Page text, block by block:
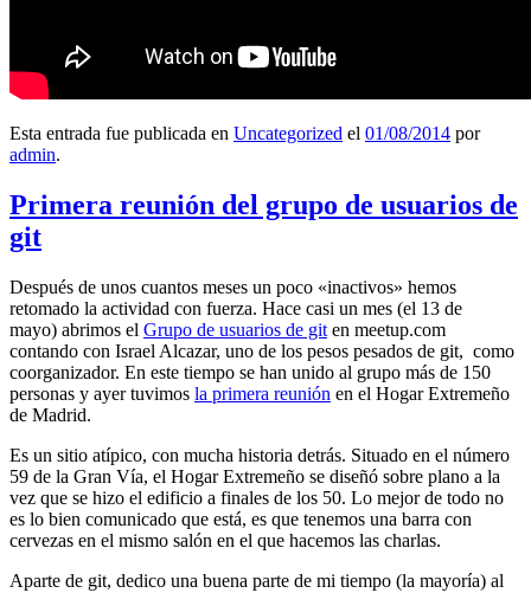
Esta entrada fue publicada en Uncategorized el 01/08/2014 por
admin.
Primera reunión del grupo de usuarios de
git
Después de unos cuantos meses un poco «inactivos» hemos
retomado la actividad con fuerza. Hace casi un mes (el 13 de
mayo) abrimos el Grupo de usuarios de git en meetup.com
contando con Israel Alcazar, uno de los pesos pesados de git, como
coorganizador. En este tiempo se han unido al grupo más de 150
personas y ayer tuvimos la primera reunión en el Hogar Extremeño
de Madrid.
Es un sitio atípico, con mucha historia detrás. Situado en el número
59 de la Gran Vía, el Hogar Extremeño se diseñó sobre plano a la
vez que se hizo el edificio a finales de los 50. Lo mejor de todo no
es lo bien comunicado que está, es que tenemos una barra con
cervezas en el mismo salón en el que hacemos las charlas.
Aparte de git, dedico una buena parte de mi tiempo (la mayoría) al